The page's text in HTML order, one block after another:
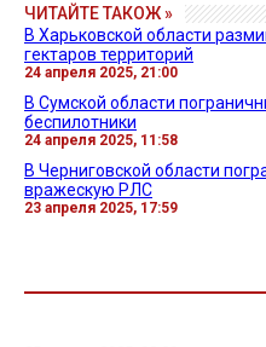
ЧИТАЙТЕ ТАКОЖ »
В Харьковской области
гектаров территорий
24 апреля 2025, 21:00
В Сумской области
беспилотники
24 апреля 2025, 11:58
В Черниговской области
вражескую РЛС
23 апреля 2025, 17:59